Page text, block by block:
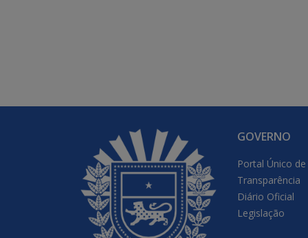
GOVERNO
Portal Único
Transparência
Diário Oficial
Legislação